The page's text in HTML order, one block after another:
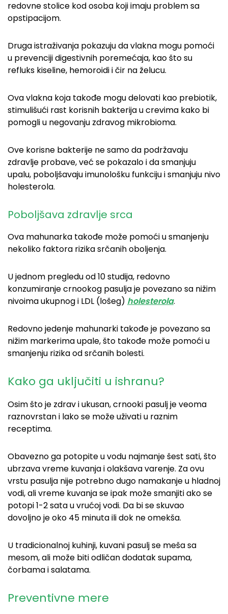
redovne stolice kod osoba koji imaju problem sa
opstipacijom.
Druga istraživanja pokazuju da vlakna mogu pomoći
u prevenciji digestivnih poremećaja, kao što su
refluks kiseline, hemoroidi i čir na želucu.
Ova vlakna koja takođe mogu delovati kao prebiotik,
stimulišući rast korisnih bakterija u crevima kako bi
pomogli u negovanju zdravog mikrobioma.
Ove korisne bakterije ne samo da podržavaju
zdravlje probave, već se pokazalo i da smanjuju
upalu, poboljšavaju imunološku funkciju i smanjuju nivo
holesterola.
Poboljšava zdravlje srca
Ova mahunarka takođe može pomoći u smanjenju
nekoliko faktora rizika srčanih oboljenja.
U jednom pregledu od 10 studija, redovno
konzumiranje crnookog pasulja je povezano sa nižim
nivoima ukupnog i LDL (lošeg) holesterola.
Redovno jedenje mahunarki takođe je povezano sa
nižim markerima upale, što takođe može pomoći u
smanjenju rizika od srčanih bolesti.
Kako ga uključiti u ishranu?
Osim što je zdrav i ukusan, crnooki pasulj je veoma
raznovrstan i lako se može uživati u raznim
receptima.
Obavezno ga potopite u vodu najmanje šest sati, što
ubrzava vreme kuvanja i olakšava varenje. Za ovu
vrstu pasulja nije potrebno dugo namakanje u hladnoj
vodi, ali vreme kuvanja se ipak može smanjiti ako se
potopi 1-2 sata u vrućoj vodi. Da bi se skuvao
dovoljno je oko 45 minuta ili dok ne omekša.
U tradicionalnoj kuhinji, kuvani pasulj se meša sa
mesom, ali može biti odličan dodatak supama,
čorbama i salatama.
Preventivne mere